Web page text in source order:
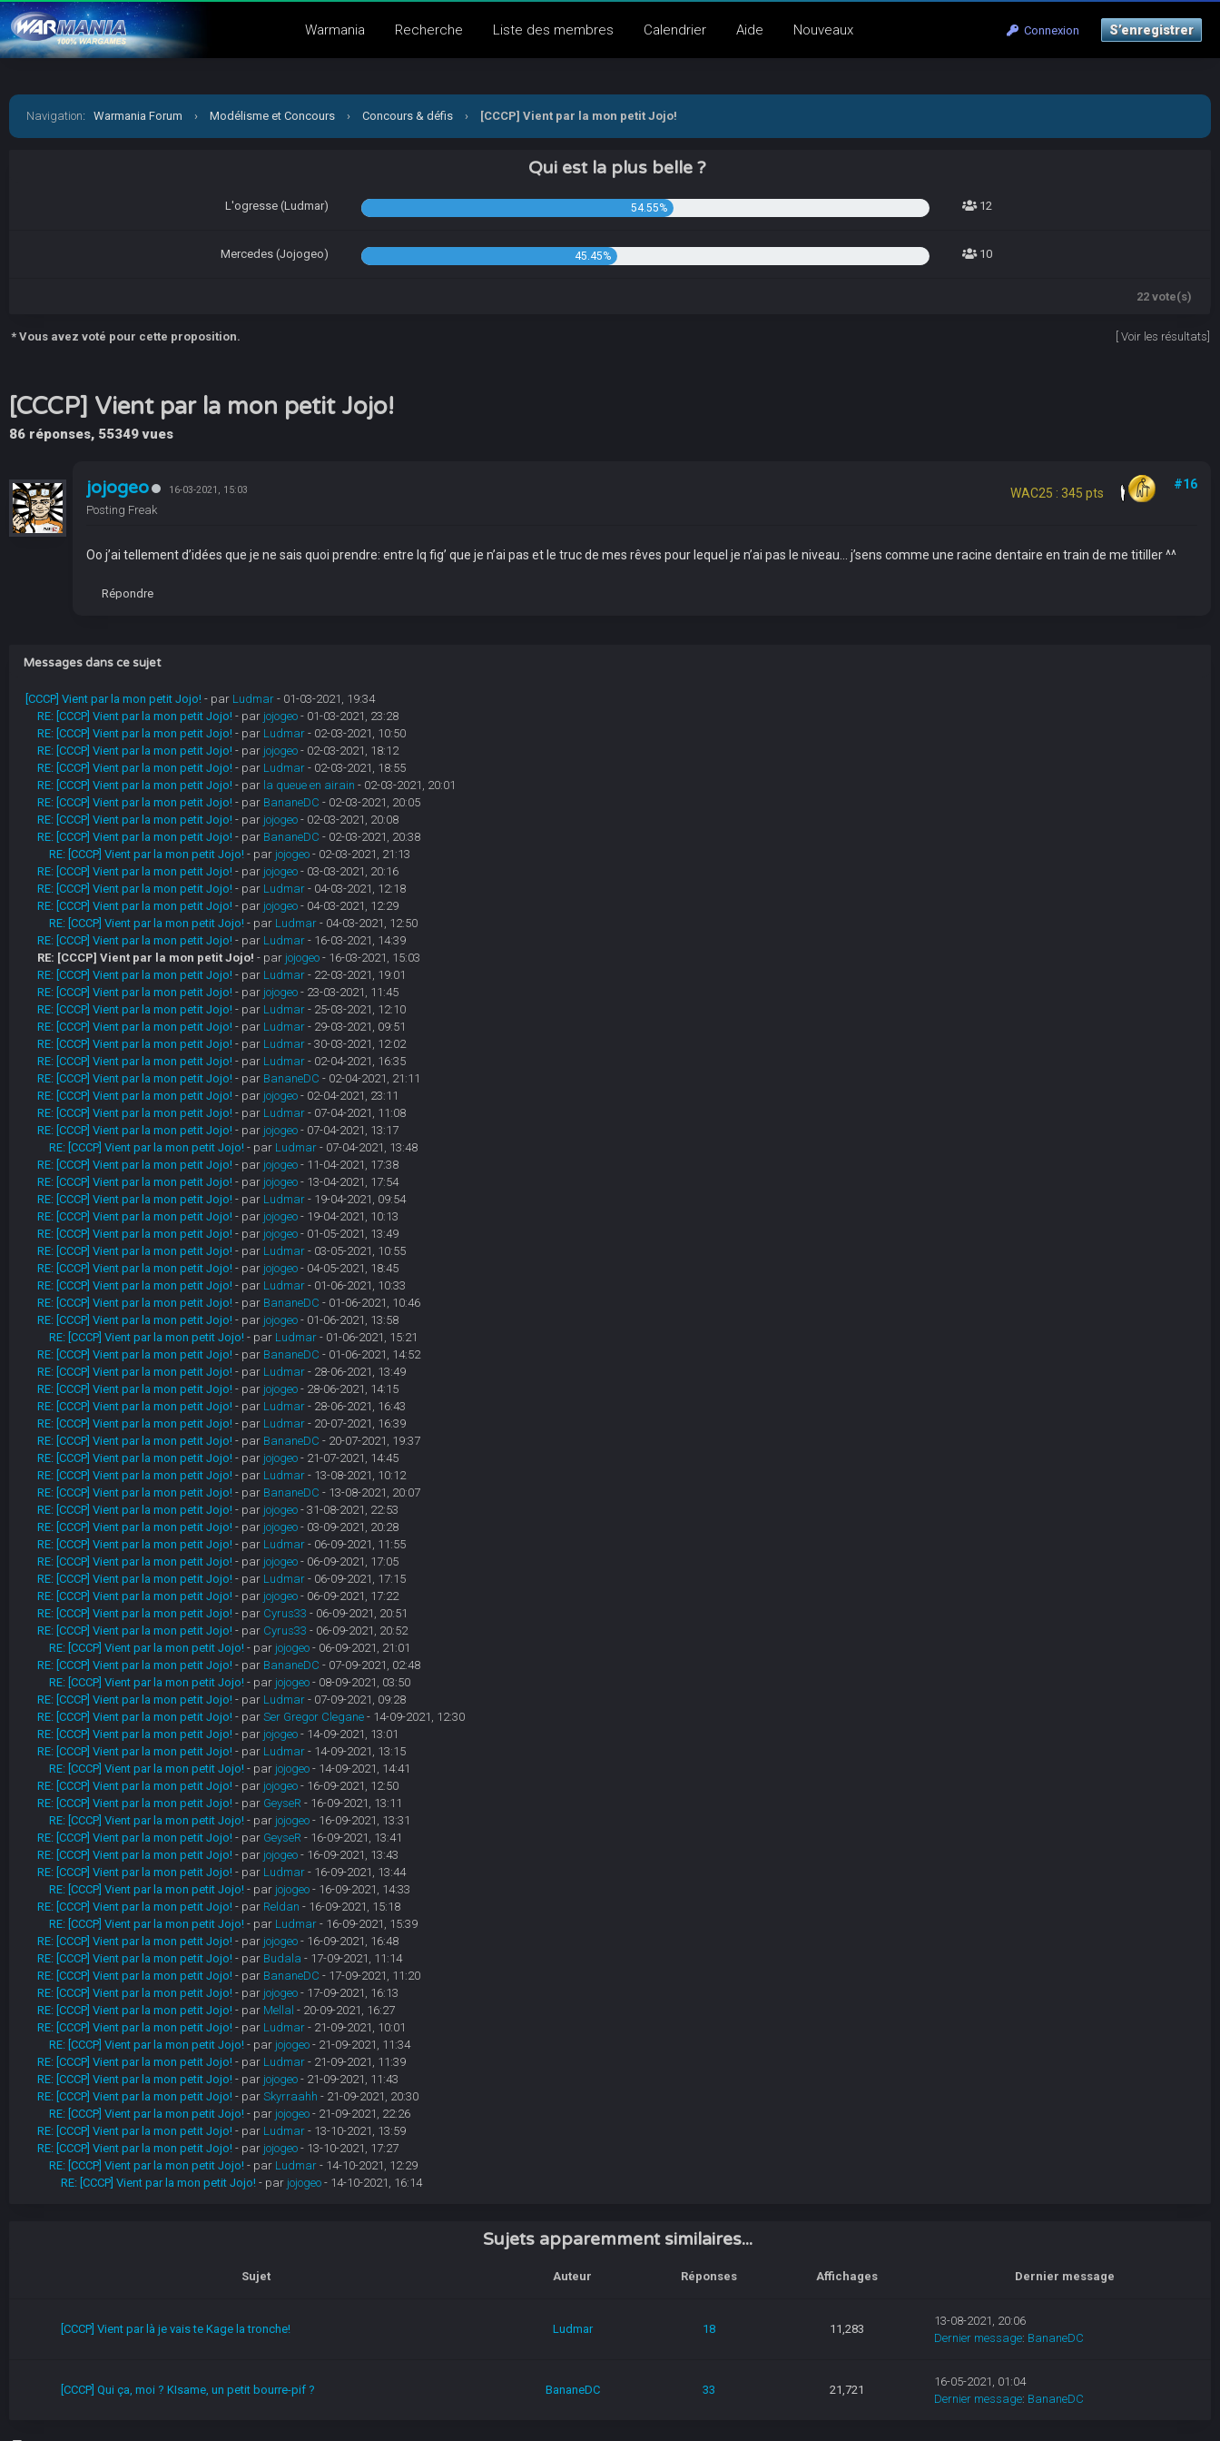
Connexion S’enregistrer
Warmania Recherche Liste des membres Calendrier Aide Nouveaux
Navigation: Warmania Forum › Modélisme et Concours › Concours & défis › [CCCP] Vient par la mon petit Jojo!
Qui est la plus belle ?
L'ogresse (Ludmar) 54.55% 12
Mercedes (Jojogeo) 45.45% 10
22 vote(s)
* Vous avez voté pour cette proposition. Voir les résultats
[CCCP] Vient par la mon petit Jojo!
86 réponses, 55349 vues
jojogeo 16-03-2021, 15:03
Posting Freak
WAC25 : 345 pts
#16
Oo j’ai tellement d’idées que je ne sais quoi prendre: entre lq fig’ que je n’ai pas et le truc de mes rêves pour lequel je n’ai pas le niveau... j’sens comme une racine dentaire en train de me titiller ^^
Répondre
Messages dans ce sujet
[CCCP] Vient par la mon petit Jojo! - par Ludmar- 01-03-2021, 19:34
RE: [CCCP] Vient par la mon petit Jojo! - par jojogeo- 01-03-2021, 23:28
RE: [CCCP] Vient par la mon petit Jojo! - par Ludmar- 02-03-2021, 10:50
RE: [CCCP] Vient par la mon petit Jojo! - par jojogeo- 02-03-2021, 18:12
RE: [CCCP] Vient par la mon petit Jojo! - par Ludmar- 02-03-2021, 18:55
RE: [CCCP] Vient par la mon petit Jojo! - par la queue en airain - 02-03-2021, 20:01
RE: [CCCP] Vient par la mon petit Jojo! - par BananeDC - 02-03-2021, 20:05
RE: [CCCP] Vient par la mon petit Jojo! - par jojogeo- 02-03-2021, 20:08
RE: [CCCP] Vient par la mon petit Jojo! - par BananeDC - 02-03-2021, 20:38
RE: [CCCP] Vient par la mon petit Jojo! - par jojogeo- 02-03-2021, 21:13
RE: [CCCP] Vient par la mon petit Jojo! - par jojogeo- 03-03-2021, 20:16
RE: [CCCP] Vient par la mon petit Jojo! - par Ludmar- 04-03-2021, 12:18
RE: [CCCP] Vient par la mon petit Jojo! - par jojogeo- 04-03-2021, 12:29
RE: [CCCP] Vient par la mon petit Jojo! - par Ludmar- 04-03-2021, 12:50
RE: [CCCP] Vient par la mon petit Jojo! - par Ludmar- 16-03-2021, 14:39
RE: [CCCP] Vient par la mon petit Jojo! - par jojogeo- 16-03-2021, 15:03
RE: [CCCP] Vient par la mon petit Jojo! - par Ludmar- 22-03-2021, 19:01
RE: [CCCP] Vient par la mon petit Jojo! - par jojogeo- 23-03-2021, 11:45
RE: [CCCP] Vient par la mon petit Jojo! - par Ludmar- 25-03-2021, 12:10
RE: [CCCP] Vient par la mon petit Jojo! - par Ludmar- 29-03-2021, 09:51
RE: [CCCP] Vient par la mon petit Jojo! - par Ludmar- 30-03-2021, 12:02
RE: [CCCP] Vient par la mon petit Jojo! - par Ludmar- 02-04-2021, 16:35
RE: [CCCP] Vient par la mon petit Jojo! - par BananeDC - 02-04-2021, 21:11
RE: [CCCP] Vient par la mon petit Jojo! - par jojogeo- 02-04-2021, 23:11
RE: [CCCP] Vient par la mon petit Jojo! - par Ludmar- 07-04-2021, 11:08
RE: [CCCP] Vient par la mon petit Jojo! - par jojogeo- 07-04-2021, 13:17
RE: [CCCP] Vient par la mon petit Jojo! - par Ludmar- 07-04-2021, 13:48
RE: [CCCP] Vient par la mon petit Jojo! - par jojogeo- 11-04-2021, 17:38
RE: [CCCP] Vient par la mon petit Jojo! - par jojogeo- 13-04-2021, 17:54
RE: [CCCP] Vient par la mon petit Jojo! - par Ludmar- 19-04-2021, 09:54
RE: [CCCP] Vient par la mon petit Jojo! - par jojogeo- 19-04-2021, 10:13
RE: [CCCP] Vient par la mon petit Jojo! - par jojogeo- 01-05-2021, 13:49
RE: [CCCP] Vient par la mon petit Jojo! - par Ludmar- 03-05-2021, 10:55
RE: [CCCP] Vient par la mon petit Jojo! - par jojogeo- 04-05-2021, 18:45
RE: [CCCP] Vient par la mon petit Jojo! - par Ludmar- 01-06-2021, 10:33
RE: [CCCP] Vient par la mon petit Jojo! - par BananeDC - 01-06-2021, 10:46
RE: [CCCP] Vient par la mon petit Jojo! - par jojogeo- 01-06-2021, 13:58
RE: [CCCP] Vient par la mon petit Jojo! - par Ludmar- 01-06-2021, 15:21
RE: [CCCP] Vient par la mon petit Jojo! - par BananeDC - 01-06-2021, 14:52
RE: [CCCP] Vient par la mon petit Jojo! - par Ludmar- 28-06-2021, 13:49
RE: [CCCP] Vient par la mon petit Jojo! - par jojogeo- 28-06-2021, 14:15
RE: [CCCP] Vient par la mon petit Jojo! - par Ludmar- 28-06-2021, 16:43
RE: [CCCP] Vient par la mon petit Jojo! - par Ludmar- 20-07-2021, 16:39
RE: [CCCP] Vient par la mon petit Jojo! - par BananeDC - 20-07-2021, 19:37
RE: [CCCP] Vient par la mon petit Jojo! - par jojogeo- 21-07-2021, 14:45
RE: [CCCP] Vient par la mon petit Jojo! - par Ludmar- 13-08-2021, 10:12
RE: [CCCP] Vient par la mon petit Jojo! - par BananeDC - 13-08-2021, 20:07
RE: [CCCP] Vient par la mon petit Jojo! - par jojogeo- 31-08-2021, 22:53
RE: [CCCP] Vient par la mon petit Jojo! - par jojogeo- 03-09-2021, 20:28
RE: [CCCP] Vient par la mon petit Jojo! - par Ludmar- 06-09-2021, 11:55
RE: [CCCP] Vient par la mon petit Jojo! - par jojogeo- 06-09-2021, 17:05
RE: [CCCP] Vient par la mon petit Jojo! - par Ludmar- 06-09-2021, 17:15
RE: [CCCP] Vient par la mon petit Jojo! - par jojogeo- 06-09-2021, 17:22
RE: [CCCP] Vient par la mon petit Jojo! - par Cyrus33 - 06-09-2021, 20:51
RE: [CCCP] Vient par la mon petit Jojo! - par Cyrus33 - 06-09-2021, 20:52
RE: [CCCP] Vient par la mon petit Jojo! - par jojogeo- 06-09-2021, 21:01
RE: [CCCP] Vient par la mon petit Jojo! - par BananeDC - 07-09-2021, 02:48
RE: [CCCP] Vient par la mon petit Jojo! - par jojogeo- 08-09-2021, 03:50
RE: [CCCP] Vient par la mon petit Jojo! - par Ludmar- 07-09-2021, 09:28
RE: [CCCP] Vient par la mon petit Jojo! - par Ser Gregor Clegane- 14-09-2021, 12:30
RE: [CCCP] Vient par la mon petit Jojo! - par jojogeo- 14-09-2021, 13:01
RE: [CCCP] Vient par la mon petit Jojo! - par Ludmar- 14-09-2021, 13:15
RE: [CCCP] Vient par la mon petit Jojo! - par jojogeo- 14-09-2021, 14:41
RE: [CCCP] Vient par la mon petit Jojo! - par jojogeo- 16-09-2021, 12:50
RE: [CCCP] Vient par la mon petit Jojo! - par GeyseR - 16-09-2021, 13:11
RE: [CCCP] Vient par la mon petit Jojo! - par jojogeo- 16-09-2021, 13:31
RE: [CCCP] Vient par la mon petit Jojo! - par GeyseR - 16-09-2021, 13:41
RE: [CCCP] Vient par la mon petit Jojo! - par jojogeo- 16-09-2021, 13:43
RE: [CCCP] Vient par la mon petit Jojo! - par Ludmar- 16-09-2021, 13:44
RE: [CCCP] Vient par la mon petit Jojo! - par jojogeo- 16-09-2021, 14:33
RE: [CCCP] Vient par la mon petit Jojo! - par Reldan - 16-09-2021, 15:18
RE: [CCCP] Vient par la mon petit Jojo! - par Ludmar- 16-09-2021, 15:39
RE: [CCCP] Vient par la mon petit Jojo! - par jojogeo- 16-09-2021, 16:48
RE: [CCCP] Vient par la mon petit Jojo! - par Budala - 17-09-2021, 11:14
RE: [CCCP] Vient par la mon petit Jojo! - par BananeDC - 17-09-2021, 11:20
RE: [CCCP] Vient par la mon petit Jojo! - par jojogeo- 17-09-2021, 16:13
RE: [CCCP] Vient par la mon petit Jojo! - par Mellal - 20-09-2021, 16:27
RE: [CCCP] Vient par la mon petit Jojo! - par Ludmar- 21-09-2021, 10:01
RE: [CCCP] Vient par la mon petit Jojo! - par jojogeo- 21-09-2021, 11:34
RE: [CCCP] Vient par la mon petit Jojo! - par Ludmar- 21-09-2021, 11:39
RE: [CCCP] Vient par la mon petit Jojo! - par jojogeo- 21-09-2021, 11:43
RE: [CCCP] Vient par la mon petit Jojo! - par Skyrraahh - 21-09-2021, 20:30
RE: [CCCP] Vient par la mon petit Jojo! - par jojogeo- 21-09-2021, 22:26
RE: [CCCP] Vient par la mon petit Jojo! - par Ludmar- 13-10-2021, 13:59
RE: [CCCP] Vient par la mon petit Jojo! - par jojogeo- 13-10-2021, 17:27
RE: [CCCP] Vient par la mon petit Jojo! - par Ludmar- 14-10-2021, 12:29
RE: [CCCP] Vient par la mon petit Jojo! - par jojogeo- 14-10-2021, 16:14
Sujets apparemment similaires...
Sujet Auteur Réponses Affichages Dernier message
[CCCP] Vient par là je vais te Kage la tronche! Ludmar 18 11,283
13-08-2021, 20:06
Dernier message: BananeDC
[CCCP] Qui ça, moi ? KIsame, un petit bourre-pif ? BananeDC 33 21,721
16-05-2021, 01:04
Dernier message: BananeDC